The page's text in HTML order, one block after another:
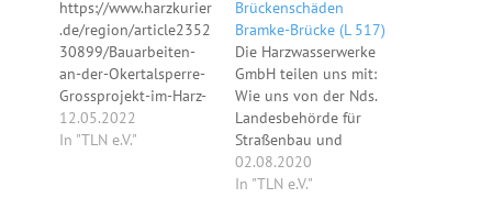
https://www.harzkurier
.de/region/article2352
30899/Bauarbeiten-
an-der-Okertalsperre-
Grossprojekt-im-Harz-
startet.html
12.05.2022
In "TLN e.V."
Brückenschäden
Bramke-Brücke (L 517)
Die Harzwasserwerke
GmbH teilen uns mit:
Wie uns von der Nds.
Landesbehörde für
Straßenbau und
Verkehr aktuell
mitgeteilt worden ist,
02.08.2020
In "TLN e.V."